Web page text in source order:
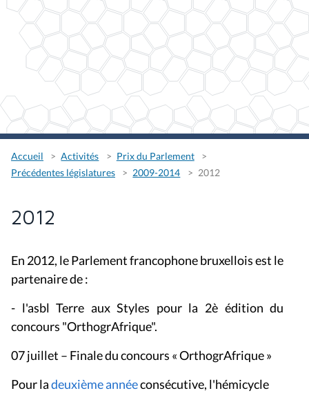
Accueil Activités
Prix du Parlement
Précédentes législatures
2009-2014 2012
2012
En 2012, le Parlement francophone bruxellois est le
partenaire de :
- l'asbl Terre aux Styles pour la 2è édition du
concours "OrthogrAfrique".
07 juillet – Finale du concours « OrthogrAfrique »
Pour ladeuxième annéeconsécutive, l'hémicycle